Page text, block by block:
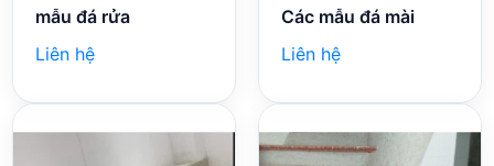
mẫu đá rửa
Liên hệ
Các mẫu đá mài
Liên hệ